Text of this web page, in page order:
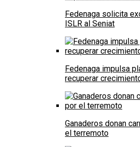
Fedenaga solicita
ISLR al Seniat
Fedenaga impulsa
recuperar
Ganaderos donan
el terremoto